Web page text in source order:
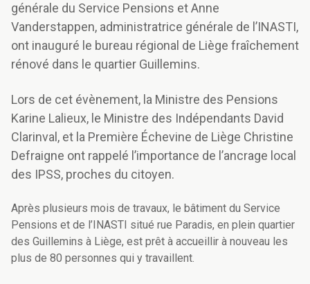
générale du Service Pensions et Anne
Vanderstappen, administratrice générale de l’INASTI,
ont inauguré le bureau régional de Liège fraîchement
rénové dans le quartier Guillemins.
Lors de cet évènement, la Ministre des Pensions
Karine Lalieux, le Ministre des Indépendants David
Clarinval, et la Première Échevine de Liège Christine
Defraigne ont rappelé l’importance de l’ancrage local
des IPSS, proches du citoyen.
Après plusieurs mois de travaux, le bâtiment du Service
Pensions et de l’INASTI situé rue Paradis, en plein quartier
des Guillemins à Liège, est prêt à accueillir à nouveau les
plus de 80 personnes qui y travaillent.